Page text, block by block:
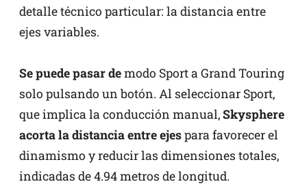
detalle técnico particular: la distancia entre
ejes variables.
Se puede pasar demodo Sport a Grand Touring
solo pulsando un botón. Al seleccionar Sport,
que implica la conducción manual,Skysphere
acorta la distancia entre ejespara favorecer el
dinamismo y reducir las dimensiones totales,
indicadas de 4.94 metros de longitud.